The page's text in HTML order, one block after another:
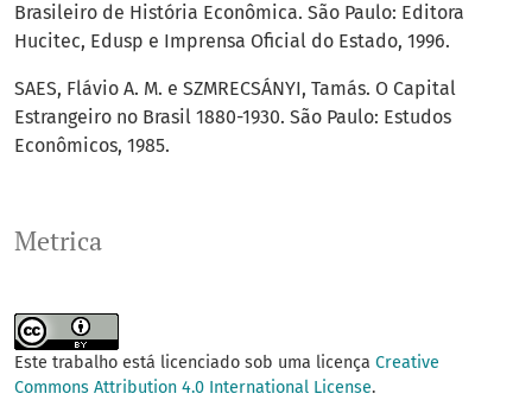
Metrica
Brasileiro de História Econômica. São Paulo: Editora
Hucitec, Edusp e Imprensa Oficial do Estado, 1996.
SAES, Flávio A. M. e SZMRECSÁNYI, Tamás. O Capital
Estrangeiro no Brasil 1880-1930. São Paulo: Estudos
Econômicos, 1985.
Este trabalho está licenciado sob uma licença Creative
Commons Attribution 4.0 International License.